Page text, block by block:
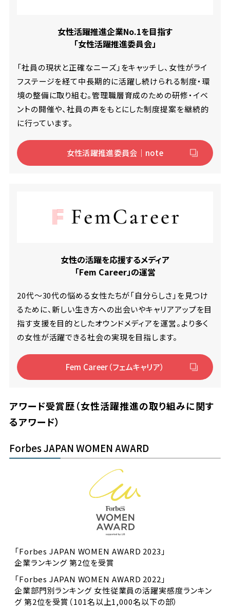
女性活躍推進企業No.1を目指す
「女性活躍推進委員会」
「社員の現状と正確なニーズ」をキャッチし、女性がライ
フステージを経て中長期的に活躍し続けられる制度・環
境の整備に取り組む。管理職層育成のための研修・イベ
ントの開催や、社員の声をもとにした制度提案を継続的
に行っています。
女性活躍推進委員会｜note
女性の活躍を応援するメディア
「Fem Career」の運営
20代～30代の悩める女性たちが「自分らしさ」を見つけ
るために、新しい生き方への出会いやキャリアアップを目
指す支援を目的としたオウンドメディアを運営。より多く
の女性が活躍できる社会の実現を目指します。
Fem Career（フェムキャリア）
アワード受賞歴（女性活躍推進の取り組みに関す
るアワード）
Forbes JAPAN WOMEN AWARD
「Forbes JAPAN WOMEN AWARD 2023」
企業ランキング 第2位を受賞
「Forbes JAPAN WOMEN AWARD 2022」
企業部門別ランキング 女性従業員の活躍実感度ランキン
グ 第2位を受賞（101名以上1,000名以下の部）